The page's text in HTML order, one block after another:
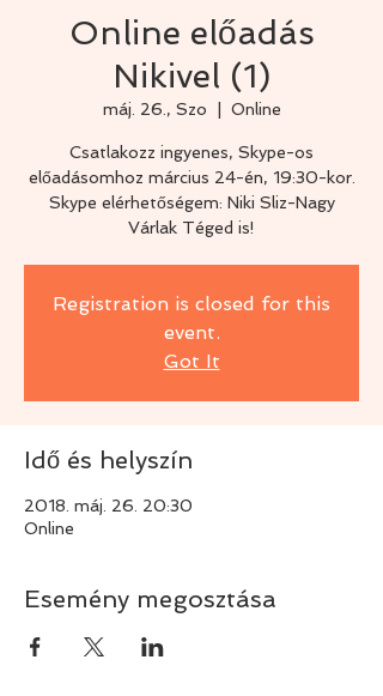
Online előadás
Nikivel (1)
máj. 26., Szo Online
Csatlakozz ingyenes, Skype-os
előadásomhoz március 24-én, 19:30-kor.
Skype elérhetőségem: Niki Sliz-Nagy
Várlak Téged is!
Registration is closed for this
event.
Got It
Idő és helyszín
2018. máj. 26. 20:30
Online
Esemény megosztása